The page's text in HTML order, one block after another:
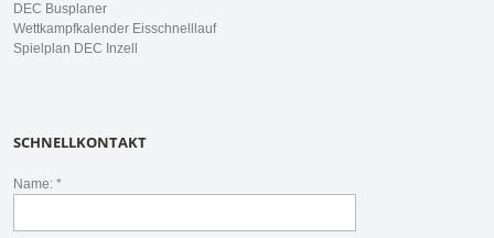
DEC Busplaner
Wettkampfkalender Eisschnelllauf
Spielplan DEC Inzell
SCHNELLKONTAKT
Name: *